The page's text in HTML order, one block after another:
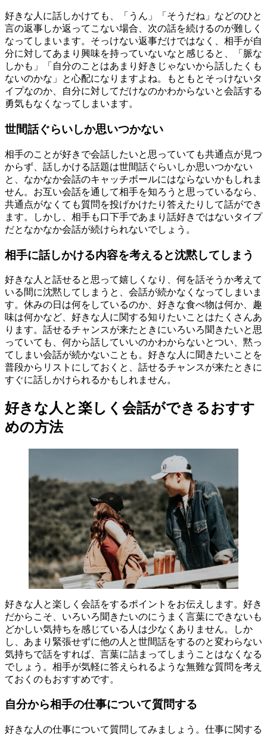
好きな人に話しかけても、「うん」「そうだね」などのひと
言の返事しか返ってこない場合、次の話を続けるのが難しく
なってしまいます。そっけない返事だけではなく、相手が自
分に対してあまり興味を持っていないなと感じると、「脈な
しかも」「自分のことはあまり好きじゃないから話したくも
ないのかな」と心配になりますよね。もともとそっけないタ
イプなのか、自分に対してだけなのかわからないと会話する
勇気もなくなってしまいます。
世間話ぐらいしか思いつかない
相手のことが好きで会話したいと思っていても共通点が見つ
からず、話しかける話題は世間話ぐらいしか思いつかない
と、なかなか会話のキャッチボールにはならないかもしれま
せん。お互い会話を通して相手を知ろうと思っているなら、
共通点がなくても質問を投げかけたり答えたりして話ができ
ます。しかし、相手も口下手であまり話好きではないタイプ
だとなかなか会話が続けられないでしょう。
相手に話しかける内容を考えると沈黙してしまう
好きな人と話せると思って嬉しくなり、何を話そうか考えて
いる間に沈黙してしまうと、会話が続かなくなってしまいま
す。休みの日は何をしているのか、好きな食べ物は何か、趣
味は何かなど、好きな人に関する知りたいことはたくさんあ
ります。話せるチャンスが来たときにいろいろ聞きたいと思
っていても、何から話していいのかわからないとつい、黙っ
てしまい会話が続かないことも。好きな人に聞きたいことを
普段からリストにしておくと、話せるチャンスが来たときに
すぐに話しかけられるかもしれません。
好きな人と楽しく会話ができるおすす
めの方法
好きな人と楽しく会話をするポイントをお伝えします。好き
だからこそ、いろいろ聞きたいのにうまく言葉にできないも
どかしい気持ちを感じている人は少なくありません。しか
し、あまり緊張せずに他の人と世間話をするのと変わらない
気持ちで話をすれば、言葉に詰まってしまうことはなくなる
でしょう。相手が気軽に答えられるような無難な質問を考え
ておくのもおすすめです。
自分から相手の仕事について質問する
好きな人の仕事について質問してみましょう。仕事に関する